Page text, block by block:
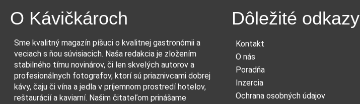
O Kávičkároch
Sme kvalitný magazín píšuci o kvalitnej gastronómii a
veciach s ňou súvisiacich. Naša redakcia je zložením
stabilného tímu novinárov, či len skvelých autorov a
profesionálnych fotografov, ktorí sú priaznivcami dobrej
kávy, čaju či vína a jedla v príjemnom prostredí hotelov,
reštaurácií a kaviarní. Našim čitateľom prinášame
Dôležité odkazy
Kontakt
O nás
Poradňa
Inzercia
Ochrana osobných údajov